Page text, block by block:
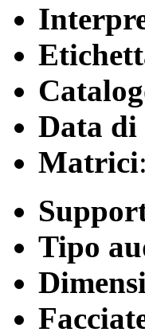
Data di
Matrici
Tipo